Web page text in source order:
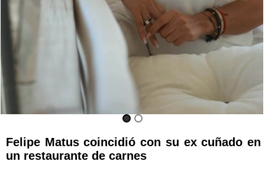
Felipe Matus coincidió con su ex cuñado en
un restaurante de carnes